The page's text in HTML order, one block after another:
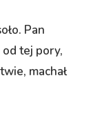
Pan
od tej pory,
machał